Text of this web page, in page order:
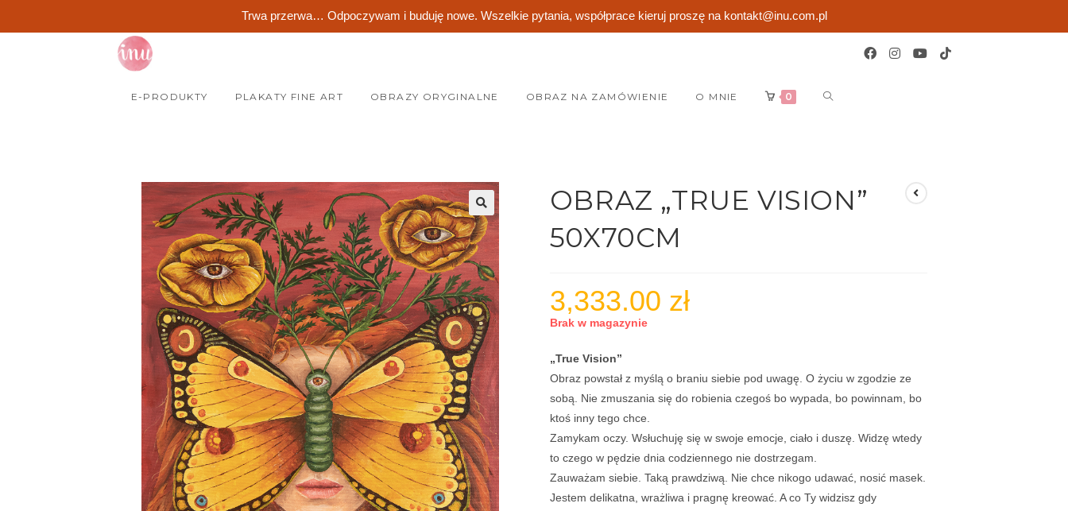
Trwa przerwa… Odpoczywam i buduję nowe. Wszelkie pytania, współprace kieruj proszę na kontakt@inu.com.pl
E-PRODUKTY PLAKATY FINE ART OBRAZY ORYGINALNE OBRAZ NA ZAMÓWIENIE O MNIE 0
OBRAZ „TRUE VISION”
50X70CM
3,333.00 zł
Brak w magazynie
„True Vision”
Obraz powstał z myślą o braniu siebie pod uwagę. O życiu w zgodzie ze
sobą. Nie zmuszania się do robienia czegoś bo wypada, bo powinnam, bo
ktoś inny tego chce.
Zamykam oczy. Wsłuchuję się w swoje emocje, ciało i duszę. Widzę wtedy
to czego w pędzie dnia codziennego nie dostrzegam.
Zauważam siebie. Taką prawdziwą. Nie chce nikogo udawać, nosić masek.
Jestem delikatna, wrażliwa i pragnę kreować. A co Ty widzisz gdy